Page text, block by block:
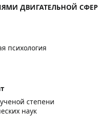
ДВИГАТЕЛЬНОЙ
психология
степени
наук